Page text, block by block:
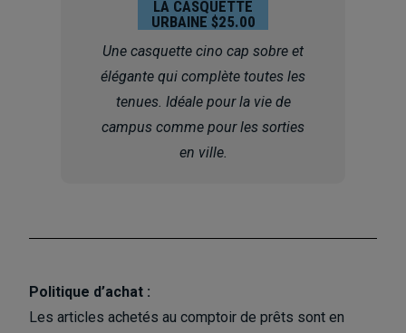
LA CASQUETTE
URBAINE $25.00
Une casquette cino cap sobre et
élégante qui complète toutes les
tenues. Idéale pour la vie de
campus comme pour les sorties
en ville.
Politique d’achat :
Les articles achetés au comptoir de prêts sont en